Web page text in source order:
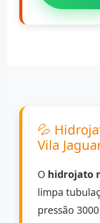
💦
Vila
O hidrojato
limpa
pressão